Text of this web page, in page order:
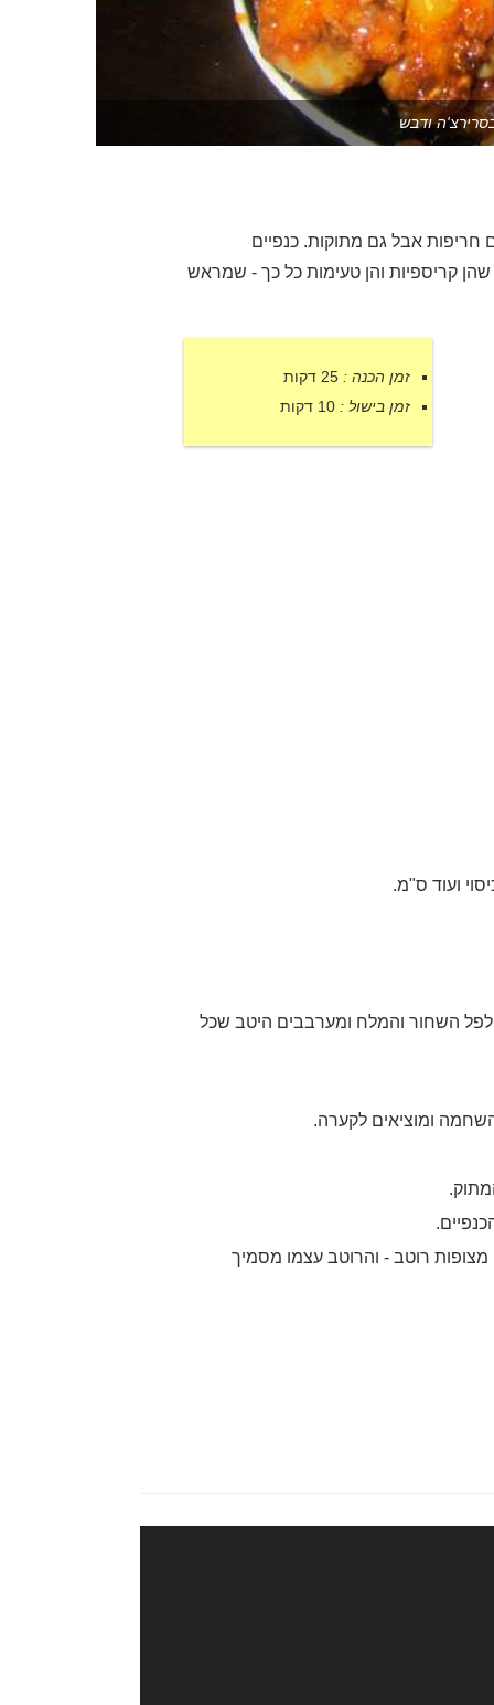
ודבש
חריפות אבל גם מתוקות. כנפיים
קריספיות והן טעימות כל כך - שמראש
זמן הכנה : 25 דקות
זמן בישול : 10 דקות
ועוד ס"מ.
השחור והמלח ומערבבים היטב שכל
רוטב - והרוטב עצמו מסמיך